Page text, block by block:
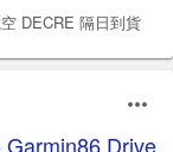
DECRE 隔日到貨
Drive